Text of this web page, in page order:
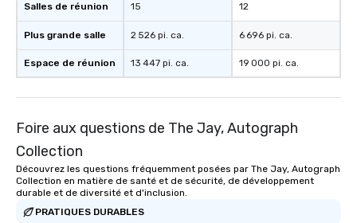
Salles de réunion
Plus grande salle
Espace de réunion
15
2 526 pi. ca.
13 447 pi. ca.
12
6 696 pi. ca.
19 000 pi. ca.
Foire aux questions de The Jay, Autograph
Collection
Découvrez les questions fréquemment posées par The Jay, Autograph
Collection en matière de santé et de sécurité, de développement
durable et de diversité et d'inclusion.
PRATIQUES DURABLES